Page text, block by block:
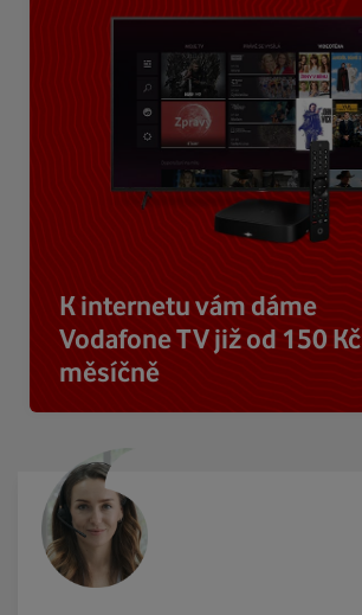
K internetu vám dáme
Vodafone TV již od 150 Kč
měsíčně